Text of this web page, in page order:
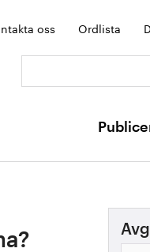
oss Ordlista